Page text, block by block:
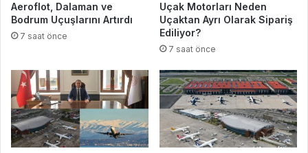
Aeroflot, Dalaman ve
Bodrum Uçuşlarını Artırdı
7 saat önce
Uçak Motorları Neden
Uçaktan Ayrı Olarak Sipariş
Ediliyor?
7 saat önce